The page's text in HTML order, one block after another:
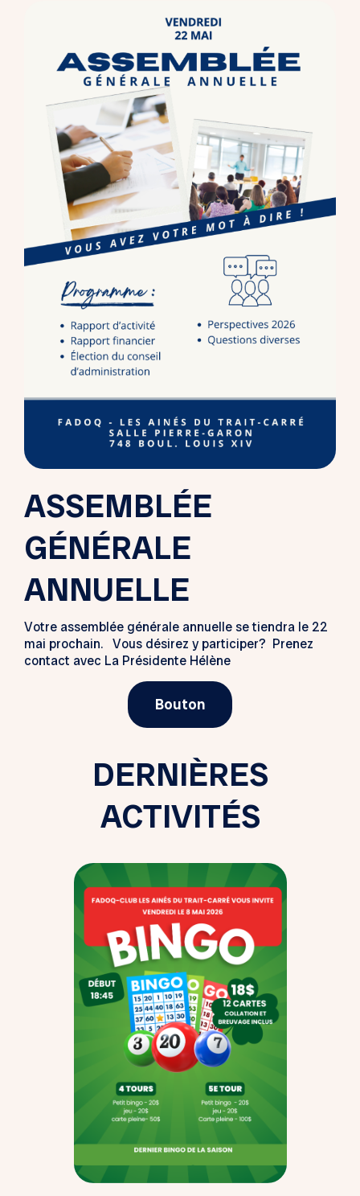
ASSEMBLÉE
GÉNÉRALE
ANNUELLE
Votre assemblée générale annuelle se tiendra le 22
mai prochain. Vous désirez y participer? Prenez
contact avec La Présidente Hélène
Bouton
DERNIÈRES
ACTIVITÉS